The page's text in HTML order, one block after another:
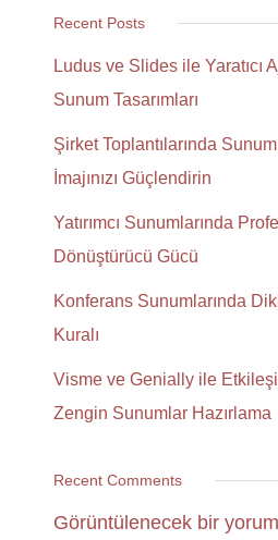
Recent Posts
Ludus ve Slides ile Yaratıcı
Sunum Tasarımları
Şirket Toplantılarında
İmajınızı Güçlendirin
Yatırımcı Sunumlarında
Dönüştürücü Gücü
Konferans Sunumlarında
Kuralı
Visme ve Genially ile
Zengin Sunumlar Hazırlama
Recent Comments
Görüntülenecek bir